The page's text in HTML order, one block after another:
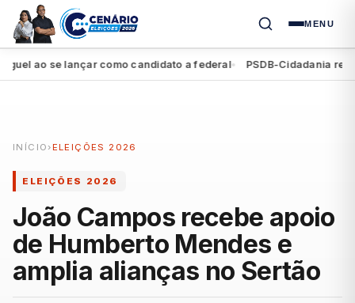
MENU
ao se lançar como candidato a federal● PSDB-Cidadania
INÍCIO ›ELEIÇÕES 2026
ELEIÇÕES 2026
João Campos recebe apoio
de Humberto Mendes e
amplia alianças no Sertão